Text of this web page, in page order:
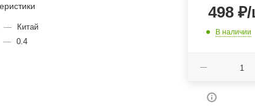
—
Китай
— 0.4
498₽
В наличии